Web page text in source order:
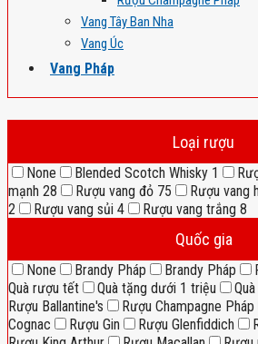
Vang Tây Ban Nha
Vang Úc
Vang Pháp
Loại rượu
None Blended Scotch Whisky 1
mạnh 28 Rượu vang đỏ 75 Rượu vang
2
Rượu vang sủi 4 Rượu vang trắng 8
Quốc gia
None Brandy Pháp Brandy Pháp
Quà rượu tết
Quà tặng dưới 1 triệu
Rượu Ballantine's
Rượu Champagne Pháp
Cognac
Rượu Gin Rượu Glenfiddich